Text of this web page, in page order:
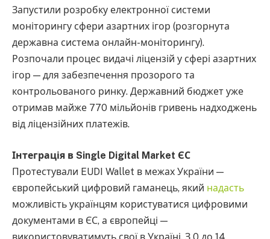
Запустили розробку електронної системи
моніторингу сфери азартних ігор (розгорнута
державна система онлайн-моніторингу).
Розпочали процес видачі ліцензій у сфері азартних
ігор — для забезпечення прозорого та
контрольованого ринку. Державний бюджет уже
отримав майже 770 мільйонів гривень надходжень
від ліцензійних платежів.
Інтеграція в Single Digital Market ЄС
Протестували EUDI Wallet в межах України —
європейський цифровий гаманець, який надасть
можливість українцям користуватися цифровими
документами в ЄС, а європейці —